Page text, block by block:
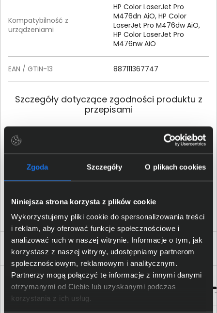
Zgoda Szczegóły O plikach cookies
Niniejsza strona korzysta z plików cookie
Wykorzystujemy pliki cookie do spersonalizowania treści
i reklam, aby oferować funkcje społecznościowe i
analizować ruch w naszej witrynie. Informacje o tym, jak
korzystasz z naszej witryny, udostępniamy partnerom
społecznościowym, reklamowym i analitycznym.
Partnerzy mogą połączyć te informacje z innymi danymi
otrzymanymi od Ciebie lub uzyskanymi podczas
korzystania z ich usług.
Kompatybilność z
urządzeniami
HP Color LaserJet Pro
M476dn AiO, HP Color
LaserJet Pro M476dw AiO,
HP Color LaserJet Pro
M476nw AiO
EAN / GTIN-13 887111367747
Szczegóły dotyczące zgodności produktu z
przepisami
Dane producenta
HP Inc.; 1501 Page Mill Road,
Palo Alto, CA 94304, United
States; Phone:+ 1 650-857-
1501
produkt
Barcelona, Spain; Email
contact:reg@hp.com
Produkty podobne